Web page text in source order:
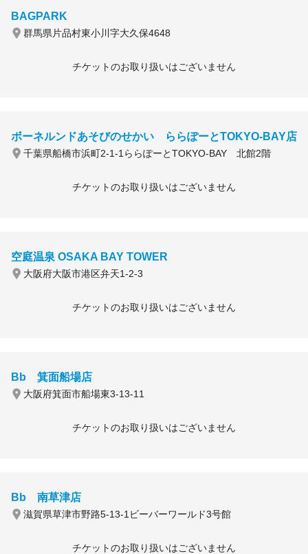
BAGPARK
群馬県片品村東小川字大久保4648
チケットのお取り扱いはございません
ボーネルンドあそびのせかい ららぽーとTOKYO-BAY店
千葉県船橋市浜町2-1-1ららぽーとTOKYO-BAY 北館2階
チケットのお取り扱いはございません
空庭温泉 OSAKA BAY TOWER
大阪府大阪市港区弁天1-2-3
チケットのお取り扱いはございません
Bb 箕面船場店
大阪府箕面市船場東3-13-11
チケットのお取り扱いはございません
Bb 南草津店
滋賀県草津市野路5-13-1ビーバーワールド3号館
チケットのお取り扱いはございません